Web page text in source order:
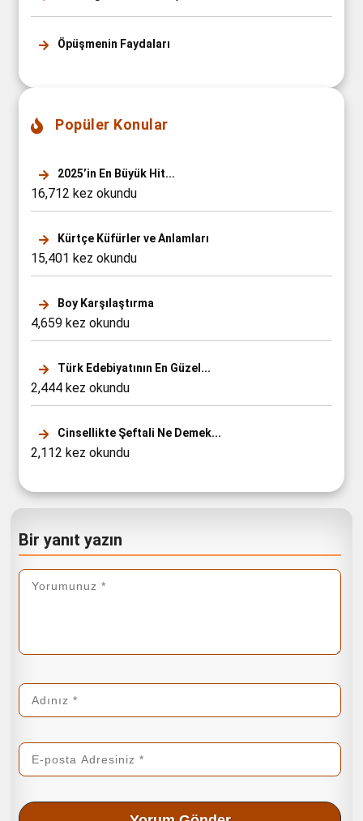
Öpüşmenin Faydaları
Popüler Konular
2025’in En Büyük Hit...
16,712 kez okundu
Kürtçe Küfürler ve Anlamları
15,401 kez okundu
Boy Karşılaştırma
4,659 kez okundu
Türk Edebiyatının En Güzel...
2,444 kez okundu
Cinsellikte Şeftali Ne Demek...
2,112 kez okundu
Bir yanıt yazın